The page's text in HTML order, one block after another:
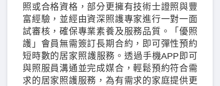
照或合格資格，部分更擁有技術士證照與豐
富經驗，並經由資深照護專家進行一對一面
試審核，確保專業素養及服務品質。「優照
護」會員無需簽訂長期合約，即可彈性預約
短時數的居家照護服務。透過手機APP即可
與照服員溝通並完成媒合，輕鬆預約符合需
求的居家照護服務，為有需求的家庭提供更